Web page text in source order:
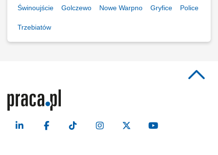
Świnoujście Golczewo Nowe Warpno Gryfice Police
Trzebiatów